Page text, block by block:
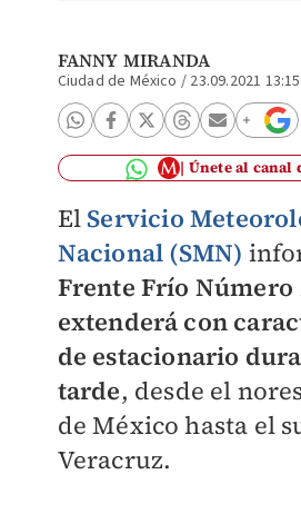
FANNY MIRANDA
Ciudad de México / 23.09.2021
Únete al canal
El Servicio
Nacional (SMN)
Frente Frío Número
extenderá con
de estacionario
tarde, desde el
de México hasta el
Veracruz.